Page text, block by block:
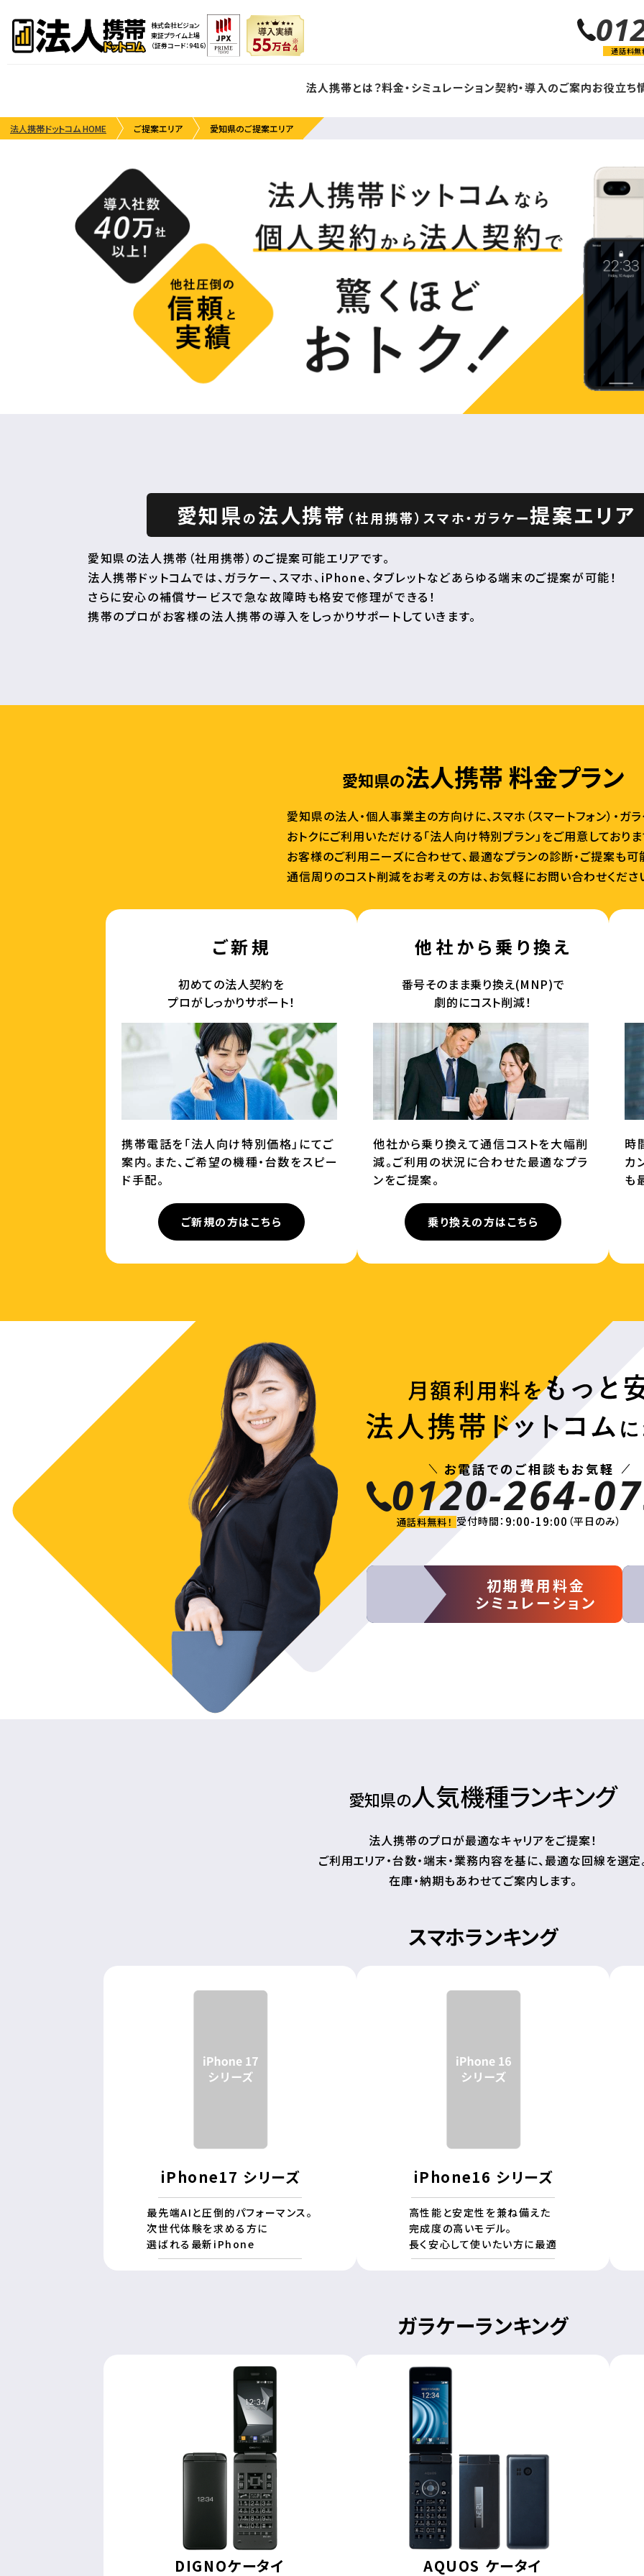
株式会社ビジョン
東証プライム上場
（証券コード：9416）
通話料無
法人携帯とは？料金・シミュレーション契約・導入のご案内お役立ち
法人携帯ドットコム HOME ご提案エリア 愛知県のご提案エリア
愛知県の法人携帯 （社用携帯） スマホ・ガラケー提案エリア
愛知県の法人携帯（社用携帯）のご提案可能エリアです。
法人携帯ドットコムでは、ガラケー、スマホ、iPhone、タブレットなどあらゆる端末のご提案が可能！
さらに安心の補償サービスで急な故障時も格安で修理ができる！
携帯のプロがお客様の法人携帯の導入をしっかりサポートしていきます。
愛知県の法人携帯 料金プラン
愛知県の法人・個人事業主の方向けに、スマホ（スマートフォン）・ガ
おトクにご利用いただける「法人向け特別プラン」をご用意しておりま
お客様のご利用ニーズに合わせて、最適なプランの診断・ご提案も可
通信周りのコスト削減をお考えの方は、お気軽にお問い合わせくださ
ご新規
初めての法人契約を
プロがしっかりサポート！
携帯電話を「法人向け特別価格」にてご
案内。また、ご希望の機種・台数をスピー
ド手配。
ご新規の方はこちら
他社から乗り換え
番号そのまま乗り換え(MNP)で
劇的にコスト削減！
他社から乗り換えて通信コストを大幅削
減。ご利用の状況に合わせた最適なプラ
ンをご提案。
乗り換えの方はこちら
時
カ
も
お電話でのご相談もお気軽
0120-264-
通話料無料！ 受付時間： 9:00-19:00 （平日のみ）
初期費用料金
シミュレーション
愛知県の人気機種ランキング
法人携帯のプロが最適なキャリアをご提案！
ご利用エリア・台数・端末・業務内容を基に、最適な回線を選定
在庫・納期もあわせてご案内します。
スマホランキング
iPhone17 シリーズ
最先端AIと圧倒的パフォーマンス。
次世代体験を求める方に
選ばれる最新iPhone
iPhone16 シリーズ
高性能と安定性を兼ね備えた
完成度の高いモデル。
長く安心して使いたい方に最適
ガラケーランキング
DIGNOケータイ
AQUOS ケータイ